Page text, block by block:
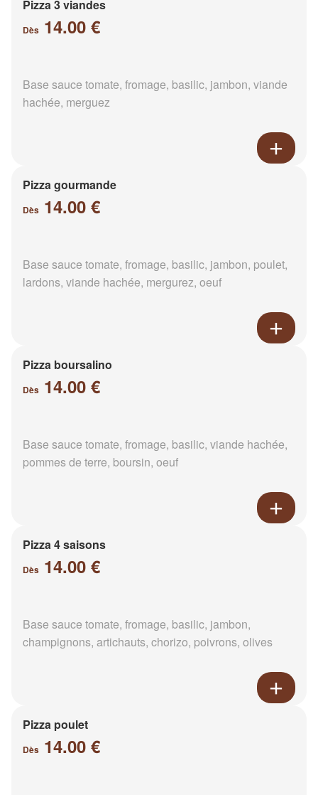
Pizza 3 viandes
Dès 14.00 €
Base sauce tomate, fromage, basilic, jambon, viande
hachée, merguez
Pizza gourmande
Dès 14.00 €
Base sauce tomate, fromage, basilic, jambon, poulet,
lardons, viande hachée, mergurez, oeuf
Pizza boursalino
Dès 14.00 €
Base sauce tomate, fromage, basilic, viande hachée,
pommes de terre, boursin, oeuf
Pizza 4 saisons
Dès 14.00 €
Base sauce tomate, fromage, basilic, jambon,
champignons, artichauts, chorizo, poivrons, olives
Pizza poulet
Dès 14.00 €